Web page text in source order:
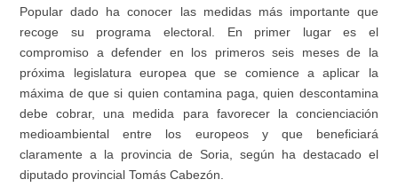
Popular dado ha conocer las medidas más importante que
recoge su programa electoral. En primer lugar es el
compromiso a defender en los primeros seis meses de la
próxima legislatura europea que se comience a aplicar la
máxima de que si quien contamina paga, quien descontamina
debe cobrar, una medida para favorecer la concienciación
medioambiental entre los europeos y que beneficiará
claramente a la provincia de Soria, según ha destacado el
diputado provincial Tomás Cabezón.